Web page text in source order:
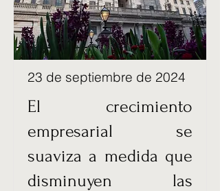
23 de septiembre de 2024
El crecimiento
empresarial se
suaviza a medida que
disminuyen las